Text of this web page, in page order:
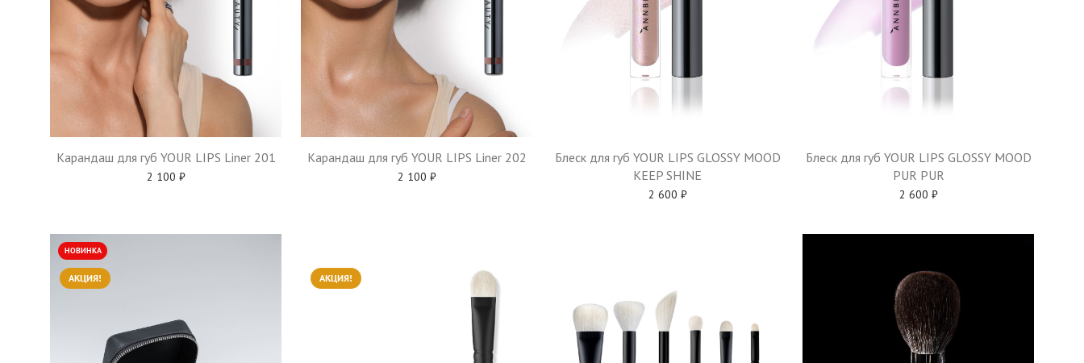
Карандаш для губ YOUR LIPS Liner 201
2 100 ₽
Карандаш для губ YOUR LIPS Liner 202
2 100 ₽
Блеск для губ YOUR LIPS GLOSSY MOOD
KEEP SHINE
2 600 ₽
Блеск для губ YOUR LIPS GLOSSY MOOD
PUR PUR
2 600 ₽
АКЦИЯ!
НОВИНКА
АКЦИЯ!